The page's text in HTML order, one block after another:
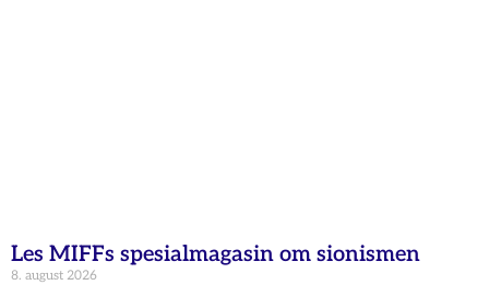
Les MIFFs spesialmagasin om sionismen
8. august 2026